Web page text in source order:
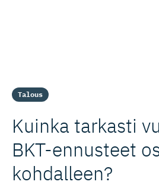
Talous
Kuinka tarkasti
BKT-ennusteet
kohdalleen?